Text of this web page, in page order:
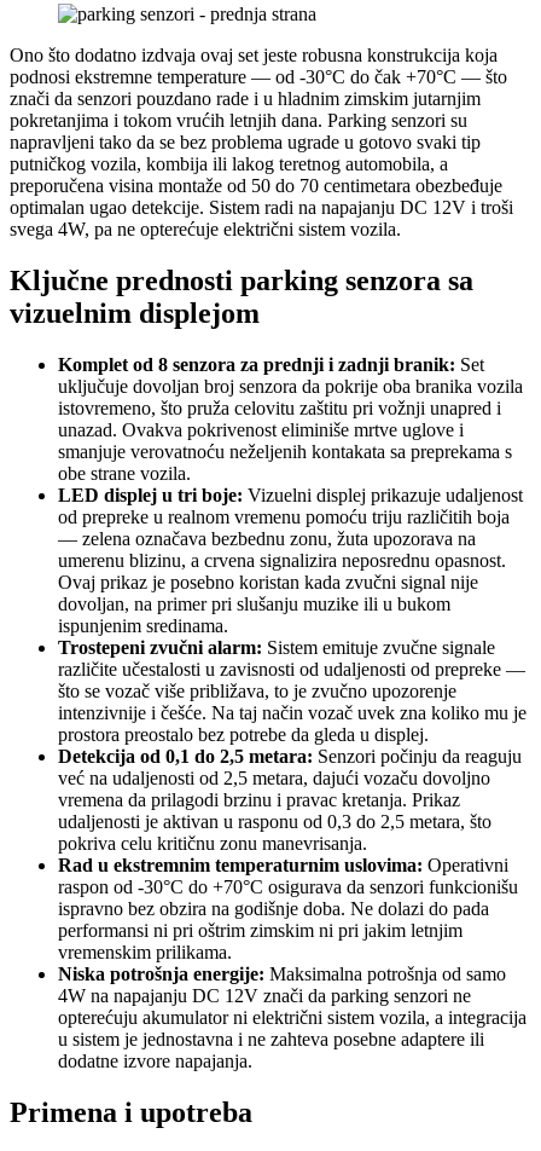
Ono što dodatno izdvaja ovaj set jeste robusna konstrukcija koja
podnosi ekstremne temperature — od -30°C do čak +70°C — što
znači da senzori pouzdano rade i u hladnim zimskim jutarnjim
pokretanjima i tokom vrućih letnjih dana. Parking senzori su
napravljeni tako da se bez problema ugrade u gotovo svaki tip
putničkog vozila, kombija ili lakog teretnog automobila, a
preporučena visina montaže od 50 do 70 centimetara obezbeđuje
optimalan ugao detekcije. Sistem radi na napajanju DC 12V i troši
svega 4W, pa ne opterećuje električni sistem vozila.
Ključne prednosti parking senzora sa
vizuelnim displejom
Komplet od 8 senzora za prednji i zadnji branik: Set
uključuje dovoljan broj senzora da pokrije oba branika vozila
istovremeno, što pruža celovitu zaštitu pri vožnji unapred i
unazad. Ovakva pokrivenost eliminiše mrtve uglove i
smanjuje verovatnoću neželjenih kontakata sa preprekama s
obe strane vozila.
LED displej u tri boje: Vizuelni displej prikazuje udaljenost
od prepreke u realnom vremenu pomoću triju različitih boja
— zelena označava bezbednu zonu, žuta upozorava na
umerenu blizinu, a crvena signalizira neposrednu opasnost.
Ovaj prikaz je posebno koristan kada zvučni signal nije
dovoljan, na primer pri slušanju muzike ili u bukom
ispunjenim sredinama.
Trostepeni zvučni alarm: Sistem emituje zvučne signale
različite učestalosti u zavisnosti od udaljenosti od prepreke —
što se vozač više približava, to je zvučno upozorenje
intenzivnije i češće. Na taj način vozač uvek zna koliko mu je
prostora preostalo bez potrebe da gleda u displej.
Detekcija od 0,1 do 2,5 metara: Senzori počinju da reaguju
već na udaljenosti od 2,5 metara, dajući vozaču dovoljno
vremena da prilagodi brzinu i pravac kretanja. Prikaz
udaljenosti je aktivan u rasponu od 0,3 do 2,5 metara, što
pokriva celu kritičnu zonu manevrisanja.
Rad u ekstremnim temperaturnim uslovima: Operativni
raspon od -30°C do +70°C osigurava da senzori funkcionišu
ispravno bez obzira na godišnje doba. Ne dolazi do pada
performansi ni pri oštrim zimskim ni pri jakim letnjim
vremenskim prilikama.
Niska potrošnja energije: Maksimalna potrošnja od samo
4W na napajanju DC 12V znači da parking senzori ne
opterećuju akumulator ni električni sistem vozila, a integracija
u sistem je jednostavna i ne zahteva posebne adaptere ili
dodatne izvore napajanja.
Primena i upotreba